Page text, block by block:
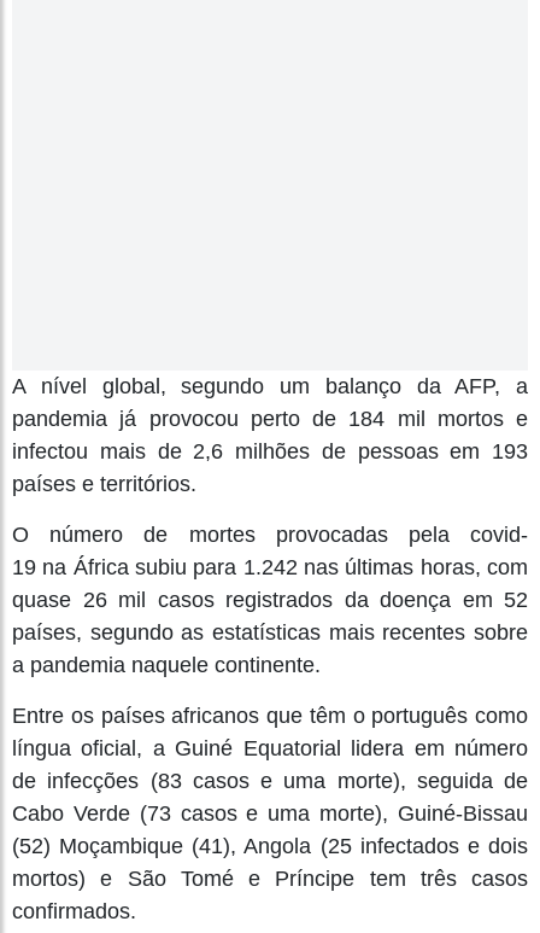
A nível global, segundo um balanço da AFP, a
pandemia já provocou perto de 184 mil mortos e
infectou mais de 2,6 milhões de pessoas em 193
países e territórios.
O número de mortes provocadas pela covid-
19 na África subiu para 1.242 nas últimas horas, com
quase 26 mil casos registrados da doença em 52
países, segundo as estatísticas mais recentes sobre
a pandemia naquele continente.
Entre os países africanos que têm o português como
língua oficial, a Guiné Equatorial lidera em número
de infecções (83 casos e uma morte), seguida de
Cabo Verde (73 casos e uma morte), Guiné-Bissau
(52) Moçambique (41), Angola (25 infectados e dois
mortos) e São Tomé e Príncipe tem três casos
confirmados.